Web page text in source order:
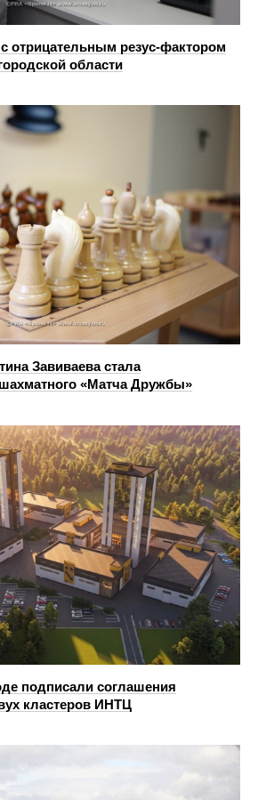
отрицательным резус-фактором
области
Завиваева стала
«Матча Дружбы»
подписали соглашения
кластеров ИНТЦ